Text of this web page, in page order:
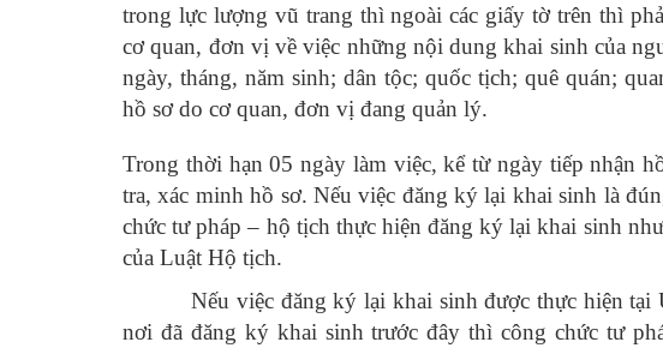
trong lực lượng vũ trang thì ngoài các giấy tờ trên thì
cơ quan, đơn vị về việc những nội dung khai sinh của
ngày, tháng, năm sinh; dân tộc; quốc tịch; quê quán;
hồ sơ do cơ quan, đơn vị đang quản lý.
Trong thời hạn 05 ngày làm việc, kể từ ngày tiếp nhận
tra, xác minh hồ sơ. Nếu việc đăng ký lại khai sinh là
chức tư pháp – hộ tịch thực hiện đăng ký lại khai sinh
của Luật Hộ tịch.
Nếu việc đăng ký lại khai sinh được thực hiện tại
nơi đã đăng ký khai sinh trước đây thì công chức tư